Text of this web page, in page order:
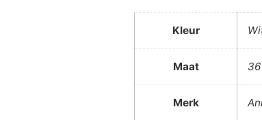
Kleur
Maat
Merk